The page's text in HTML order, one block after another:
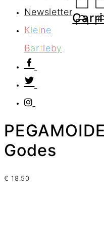
Newsletter
Kleine
Bartleby
Godes
€ 18.50